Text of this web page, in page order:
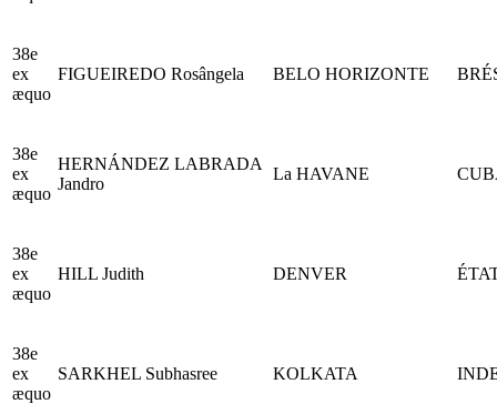
38e
ex
æquo
FIGUEIREDO Rosângela BELO HORIZONTE
38e
ex
æquo
HERNÁNDEZ LABRADA
Jandro
La HAVANE
38e
ex
æquo
HILL Judith DENVER
38e
ex
æquo
SARKHEL Subhasree KOLKATA